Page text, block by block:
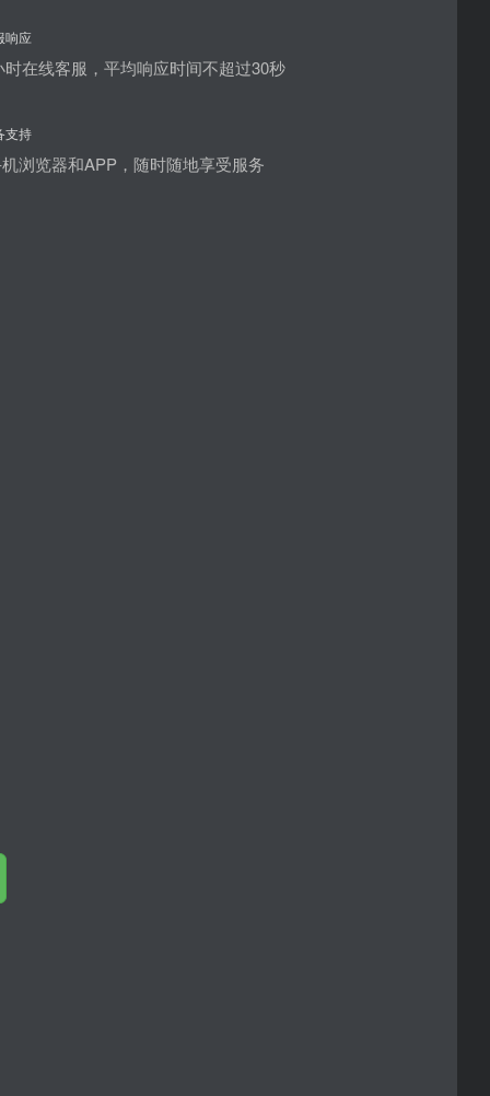
响应
时在线客服，平均响应时间不超过30秒
支持
浏览器和APP，随时随地享受服务